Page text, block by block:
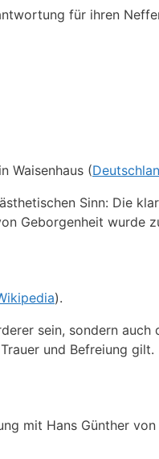
für ihren
Waisenhaus (
Sinn: Die
Geborgenheit wurde
).
sein, sondern
und Befreiung gilt.
mit Hans Günther